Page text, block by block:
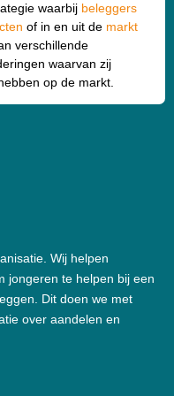
waarbij beleggers
of in en uit de markt
verschillende
waarvan zij
op de markt.
Wij helpen
jongeren te helpen bij een
Dit doen we met
over aandelen en